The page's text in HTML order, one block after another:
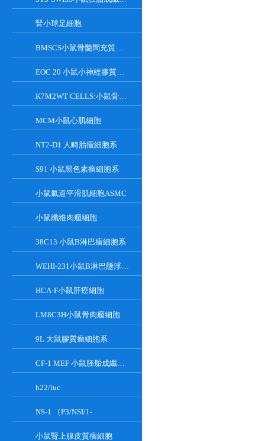
腎小球足細胞
BMSCS小鼠骨髓間充質干細胞
EOC 20 小鼠小神經膠質細胞系
K7M2WT CELLS:小鼠骨肉瘤成骨細胞系
MCM小鼠心肌細胞
NT2-D1 人畸胎瘤細胞系
S91 小鼠黑色素瘤細胞系
小鼠氣道平滑肌細胞ASMC
小鼠纖維肉瘤細胞
38C13 小鼠B淋巴瘤細胞系
WEHI-231小鼠B淋巴懸浮細胞系
HCA-F小鼠肝癌細胞
LM8C3H小鼠骨肉瘤細胞
9L 大鼠膠質瘤細胞系
CF-1 MEF 小鼠胚胎成纖維細胞系
h22/luc
NS-1 （P3/NSI/1-
小鼠腎上腺皮質瘤細胞